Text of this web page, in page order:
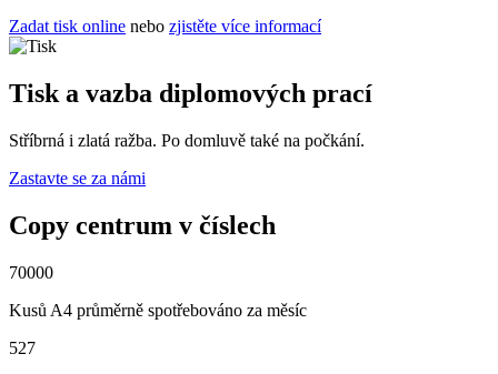
Zadat tisk online nebo zjistěte více informací
Tisk a vazba diplomových prací
Stříbrná i zlatá ražba. Po domluvě také na počkání.
Zastavte se za námi
Copy centrum v číslech
70000
Kusů A4 průměrně spotřebováno za měsíc
527